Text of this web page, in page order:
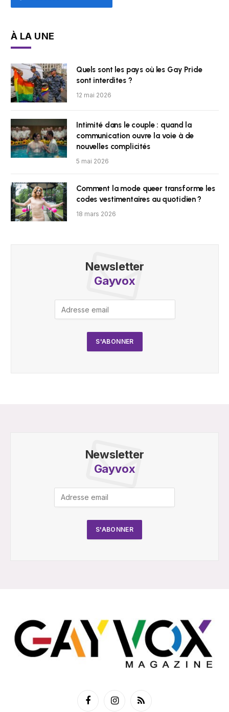
À LA UNE
Quels sont les pays où les Gay Pride
sont interdites ?
12 mai 2026
Intimité dans le couple : quand la
communication ouvre la voie à de
nouvelles complicités
5 mai 2026
Comment la mode queer transforme les
codes vestimentaires au quotidien ?
18 mars 2026
Newsletter
Gayvox
Newsletter
Gayvox
FacebookInstagramRSS